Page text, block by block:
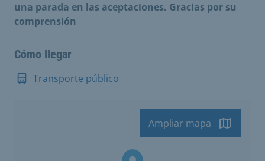
una parada en las aceptaciones. Gracias por su
comprensión
Cómo llegar
Transporte público
Ampliar mapa